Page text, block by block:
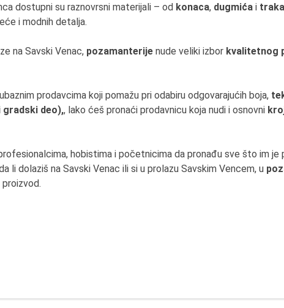
dostupni su raznovrsni materijali – od konaca, dugmića i traka
i modnih detalja.
na Savski Venac, pozamanterije nude veliki izbor kvalitetnog
prodavcima koji pomažu pri odabiru odgovarajućih boja,
gradski deo),, lako ćeš pronaći prodavnicu koja nudi i osnovni
hobistima i početnicima da pronađu sve što im je
li dolaziš na Savski Venac ili si u prolazu Savskim Vencem, u